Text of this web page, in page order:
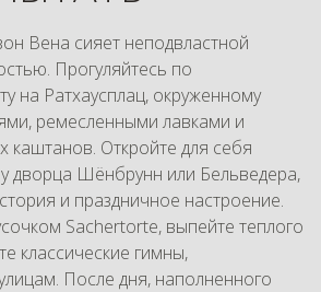
Вена сияет неподвластной
Прогуляйтесь по
на Ратхаусплац, окруженному
ремесленными лавками и
Откройте для себя
дворца Шёнбрунн или Бельведера,
и праздничное настроение.
Sachertorte, выпейте теплого
классические гимны,
После дня, наполненного